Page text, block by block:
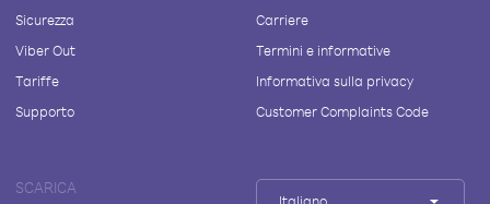
Sicurezza
Viber Out
Tariffe
Supporto
Carriere
Termini e informative
Informativa sulla privacy
Customer Complaints Code
SCARICA